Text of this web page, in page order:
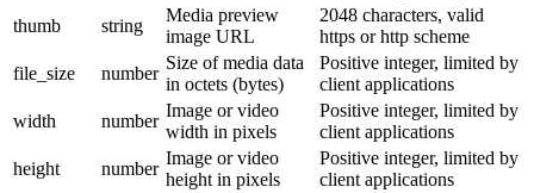
thumb
string
Media preview
image URL
2048 characters, valid
https or http scheme
file_size
number
Size of media data
in octets (bytes)
Positive integer, limited by
client applications
width
number
Image or video
width in pixels
Positive integer, limited by
client applications
height
number
Image or video
height in pixels
Positive integer, limited by
client applications